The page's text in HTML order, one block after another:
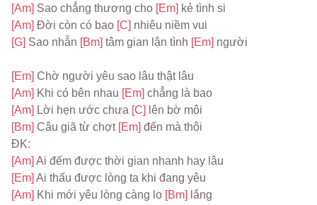
[Am] Sao chẳng thương cho [Em] kẻ tình si
[Am] Đời còn có bao [C] nhiêu niềm vui
[G] Sao nhẫn [Bm] tâm gian lận tình [Em] người
[Em] Chờ người yêu sao lâu thật lâu
[Am] Khi có bên nhau [Em] chẳng là bao
[Am] Lời hẹn ước chưa [C] lên bờ môi
[Bm] Câu giã từ chợt [Em] đến mà thôi
ĐK:
[Am] Ai đếm được thời gian nhanh hay lâu
[Em] Ai thấu được lòng ta khi đang yêu
[Am] Khi mới yêu lòng càng lo [Bm] lắng